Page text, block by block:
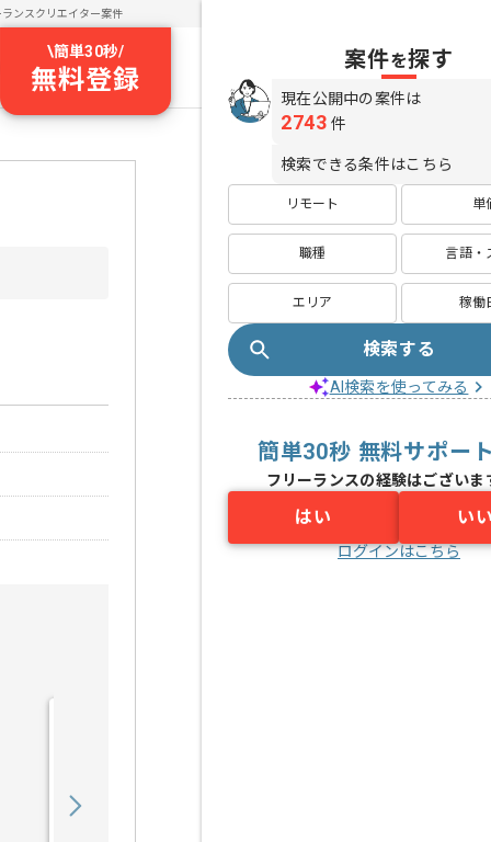
ランスクリエイター案件
\簡単30秒/
無料登録
案件を探す
現在公開中の案件は
2743 件
検索できる条件はこちら
リモート 単
職種 言語・
エリア 稼働
検索する
AI検索を使ってみる
簡単30秒 無料サポー
フリーランスの経験はございま
はい い
ログインはこちら